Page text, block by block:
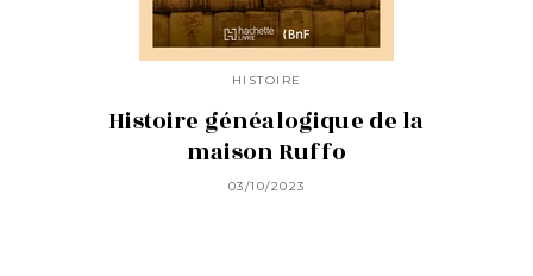
HISTOIRE
Histoire généalogique de la
maison Ruffo
03/10/2023